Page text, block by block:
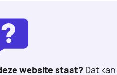
website staat?Dat